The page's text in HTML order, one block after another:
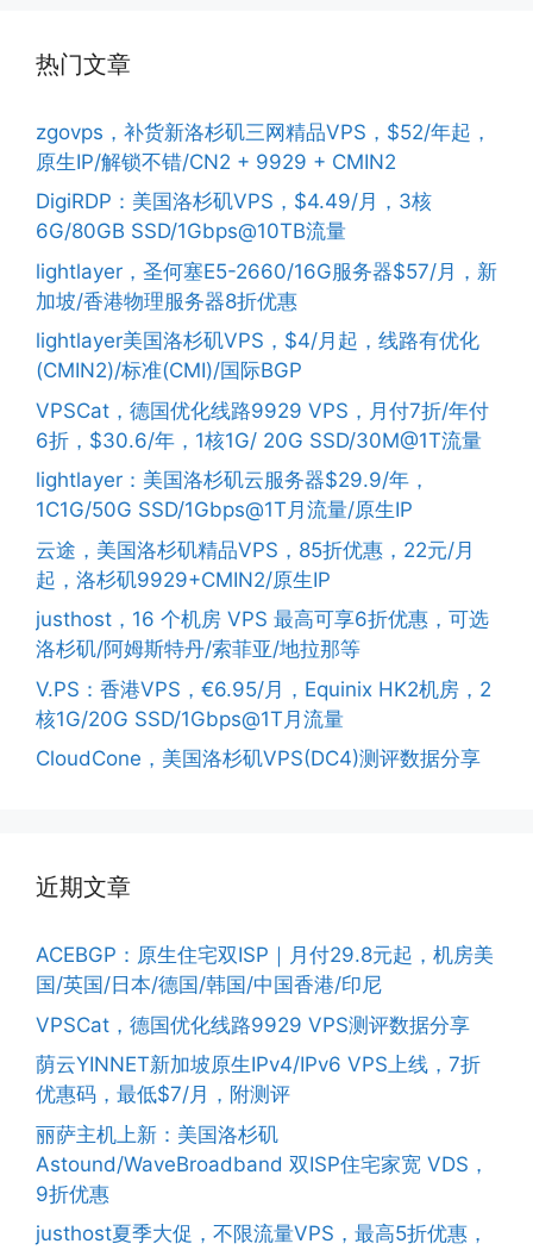
热门文章
zgovps，补货新洛杉矶三网精品VPS，$52/年起，
原生IP/解锁不错/CN2 + 9929 + CMIN2
DigiRDP：美国洛杉矶VPS，$4.49/月，3核
6G/80GB SSD/1Gbps@10TB流量
lightlayer，圣何塞E5-2660/16G服务器$57/月，新
加坡/香港物理服务器8折优惠
lightlayer美国洛杉矶VPS，$4/月起，线路有优化
(CMIN2)/标准(CMI)/国际BGP
VPSCat，德国优化线路9929 VPS，月付7折/年付
6折，$30.6/年，1核1G/ 20G SSD/30M@1T流量
lightlayer：美国洛杉矶云服务器$29.9/年，
1C1G/50G SSD/1Gbps@1T月流量/原生IP
云途，美国洛杉矶精品VPS，85折优惠，22元/月
起，洛杉矶9929+CMIN2/原生IP
justhost，16 个机房 VPS 最高可享6折优惠，可选
洛杉矶/阿姆斯特丹/索菲亚/地拉那等
V.PS：香港VPS，€6.95/月，Equinix HK2机房，2
核1G/20G SSD/1Gbps@1T月流量
CloudCone，美国洛杉矶VPS(DC4)测评数据分享
近期文章
ACEBGP：原生住宅双ISP｜月付29.8元起，机房美
国/英国/日本/德国/韩国/中国香港/印尼
VPSCat，德国优化线路9929 VPS测评数据分享
荫云YINNET新加坡原生IPv4/IPv6 VPS上线，7折
优惠码，最低$7/月，附测评
丽萨主机上新：美国洛杉矶
Astound/WaveBroadband 双ISP住宅家宽 VDS，
9折优惠
justhost夏季大促，不限流量VPS，最高5折优惠，